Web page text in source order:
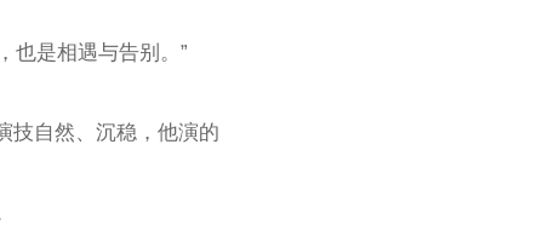
也是相遇与告别。”
技自然、沉稳，他演的